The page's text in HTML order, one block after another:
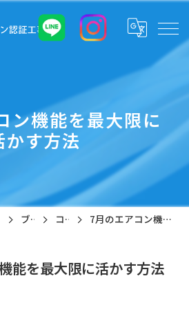
ン機能を最大限に
かす方法
ブログ コラム 7月のエアコン機能を最大限に活かす方法
能を最大限に活かす方法